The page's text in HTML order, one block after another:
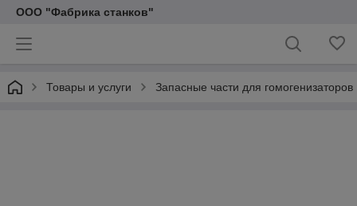
ООО "Фабрика станков"
Товары и услуги Запасные части для гомогенизаторов